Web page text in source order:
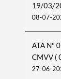
19/03/
08-07-
ATA Nº
CMVV (
27-06-